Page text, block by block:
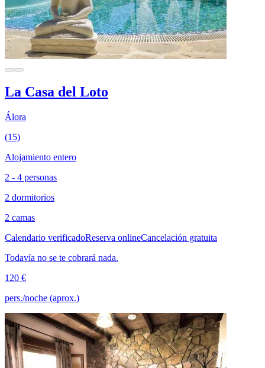
La Casa del Loto
Álora
(15)
Alojamiento entero
2 - 4 personas
2 dormitorios
2 camas
Calendario verificadoReserva onlineCancelación gratuita
Todavía no se te cobrará nada.
120 €
pers./noche (aprox.)